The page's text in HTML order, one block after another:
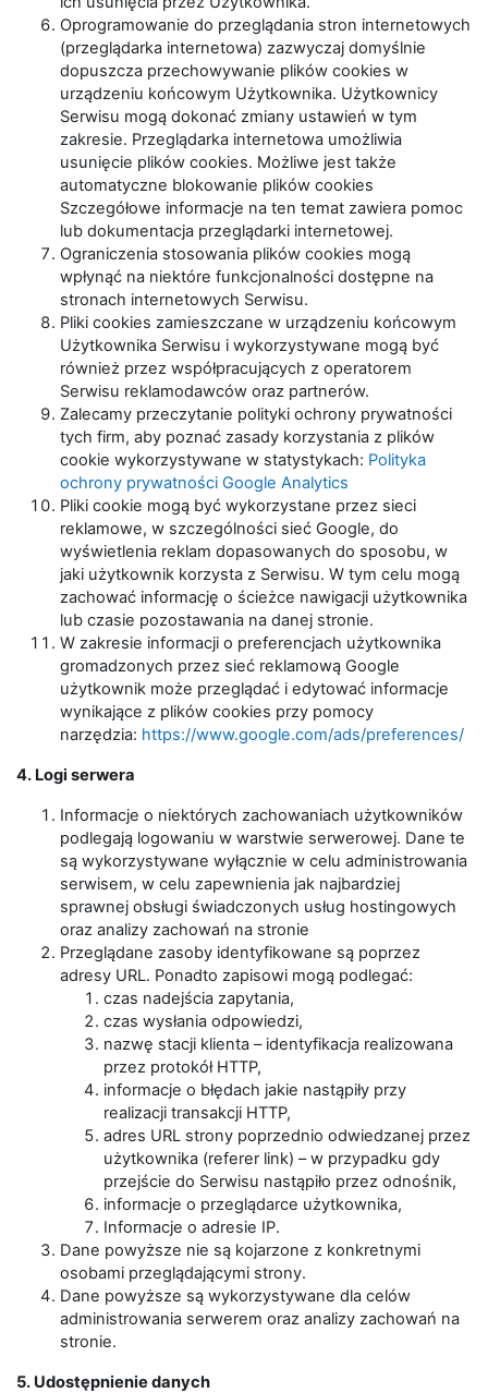
Oprogramowanie do przeglądania stron internetowych
(przeglądarka internetowa) zazwyczaj domyślnie
dopuszcza przechowywanie plików cookies w
urządzeniu końcowym Użytkownika. Użytkownicy
Serwisu mogą dokonać zmiany ustawień w tym
zakresie. Przeglądarka internetowa umożliwia
usunięcie plików cookies. Możliwe jest także
automatyczne blokowanie plików cookies
Szczegółowe informacje na ten temat zawiera pomoc
lub dokumentacja przeglądarki internetowej.
Ograniczenia stosowania plików cookies mogą
wpłynąć na niektóre funkcjonalności dostępne na
stronach internetowych Serwisu.
Pliki cookies zamieszczane w urządzeniu końcowym
Użytkownika Serwisu i wykorzystywane mogą być
również przez współpracujących z operatorem
Serwisu reklamodawców oraz partnerów.
Zalecamy przeczytanie polityki ochrony prywatności
tych firm, aby poznać zasady korzystania z plików
cookie wykorzystywane w statystykach: Polityka
ochrony prywatności Google Analytics
Pliki cookie mogą być wykorzystane przez sieci
reklamowe, w szczególności sieć Google, do
wyświetlenia reklam dopasowanych do sposobu, w
jaki użytkownik korzysta z Serwisu. W tym celu mogą
zachować informację o ścieżce nawigacji użytkownika
lub czasie pozostawania na danej stronie.
W zakresie informacji o preferencjach użytkownika
gromadzonych przez sieć reklamową Google
użytkownik może przeglądać i edytować informacje
wynikające z plików cookies przy pomocy
narzędzia: https://www.google.com/ads/preferences/
4. Logi serwera
Informacje o niektórych zachowaniach użytkowników
podlegają logowaniu w warstwie serwerowej. Dane te
są wykorzystywane wyłącznie w celu administrowania
serwisem, w celu zapewnienia jak najbardziej
sprawnej obsługi świadczonych usług hostingowych
oraz analizy zachowań na stronie
Przeglądane zasoby identyfikowane są poprzez
adresy URL. Ponadto zapisowi mogą podlegać:
czas nadejścia zapytania,
czas wysłania odpowiedzi,
nazwę stacji klienta – identyfikacja realizowana
przez protokół HTTP,
informacje o błędach jakie nastąpiły przy
realizacji transakcji HTTP,
adres URL strony poprzednio odwiedzanej przez
użytkownika (referer link) – w przypadku gdy
przejście do Serwisu nastąpiło przez odnośnik,
informacje o przeglądarce użytkownika,
Informacje o adresie IP.
Dane powyższe nie są kojarzone z konkretnymi
osobami przeglądającymi strony.
Dane powyższe są wykorzystywane dla celów
administrowania serwerem oraz analizy zachowań na
stronie.
5. Udostępnienie danych